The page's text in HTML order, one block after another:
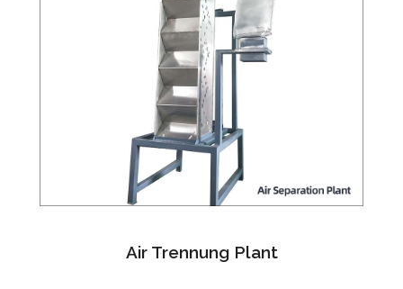
Air Trennung Plant